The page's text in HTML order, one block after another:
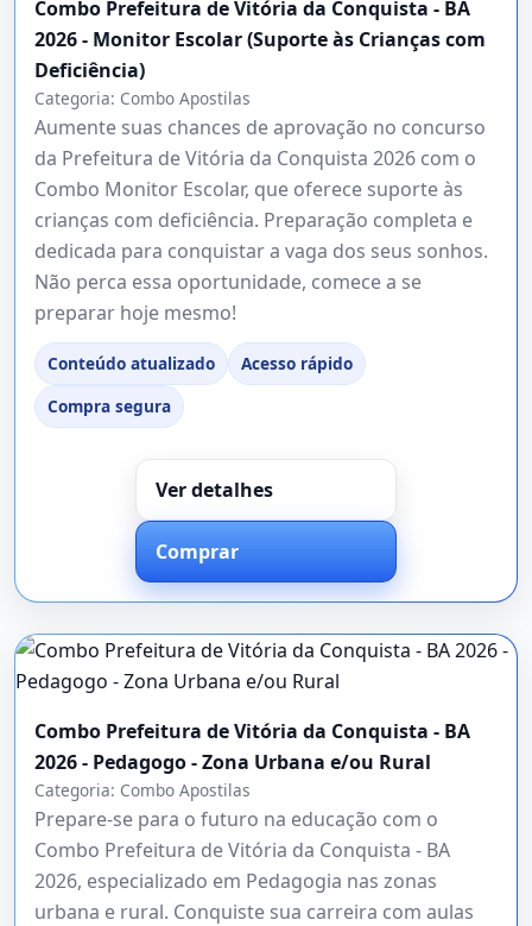
Combo Prefeitura de Vitória da Conquista - BA
2026 - Monitor Escolar (Suporte às Crianças com
Deficiência)
Categoria: Combo Apostilas
Aumente suas chances de aprovação no concurso
da Prefeitura de Vitória da Conquista 2026 com o
Combo Monitor Escolar, que oferece suporte às
crianças com deficiência. Preparação completa e
dedicada para conquistar a vaga dos seus sonhos.
Não perca essa oportunidade, comece a se
preparar hoje mesmo!
Conteúdo atualizado
Acesso rápido
Compra segura
Ver detalhes
Comprar
Combo Prefeitura de Vitória da Conquista - BA
2026 - Pedagogo - Zona Urbana e/ou Rural
Categoria: Combo Apostilas
Prepare-se para o futuro na educação com o
Combo Prefeitura de Vitória da Conquista - BA
2026, especializado em Pedagogia nas zonas
urbana e rural. Conquiste sua carreira com aulas